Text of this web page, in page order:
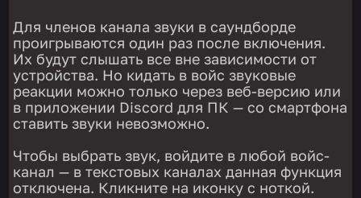
Для членов канала звуки в саундборде
проигрываются один раз после включения.
Их будут слышать все вне зависимости от
устройства. Но кидать в войс звуковые
реакции можно только через веб-версию или
в приложении Discord для ПК — со смартфона
ставить звуки невозможно.
Чтобы выбрать звук, войдите в любой войс-
канал — в текстовых каналах данная функция
отключена. Кликните на иконку с ноткой.